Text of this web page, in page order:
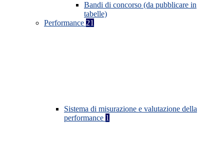
Bandi di concorso (da pubblicare in
tabelle)
Performance 21
Sistema di misurazione e valutazione della
performance 1